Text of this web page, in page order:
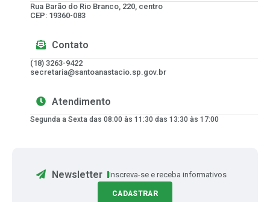
Rua Barão do Rio Branco, 220, centro
CEP: 19360-083
Contato
(18) 3263-9422
secretaria@santoanastacio.sp.gov.br
Atendimento
Segunda a Sexta das 08:00 às 11:30 das 13:30 às 17:00
Newsletter Inscreva-se e receba informativos
CADASTRAR